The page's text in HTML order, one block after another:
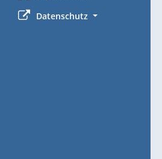
Datenschutz